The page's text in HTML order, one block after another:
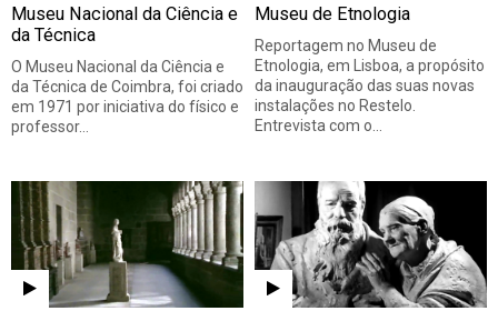
Museu Nacional da Ciência e
da Técnica
O Museu Nacional da Ciência e
da Técnica de Coimbra, foi criado
em 1971 por iniciativa do físico e
professor…
Museu de Etnologia
Reportagem no Museu de
Etnologia, em Lisboa, a propósito
da inauguração das suas novas
instalações no Restelo.
Entrevista com o…